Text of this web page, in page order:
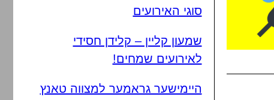
סוגי האירועים
שמעון קליין – קלידן חסידי
לאירועים שמחים!
היימישער גראמער למצווה טאנץ